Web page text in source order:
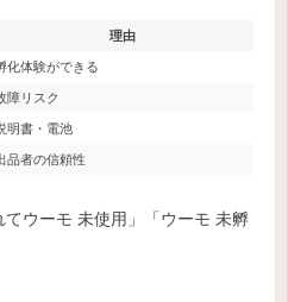
理由
化体験ができる
障リスク
明書・電池
品者の信頼性
ウーモ 未使用」「ウーモ 未孵